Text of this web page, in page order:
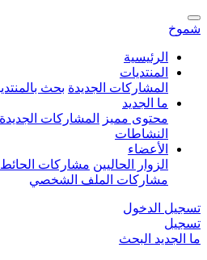
شموخ
الرئيسية
المنتديات
المشاركات الجديدة بحث
ما الجديد
محتوى مميز
المشاركات الجديدة
النشاطات
الأعضاء
الزوار الحاليين مشاركات الحائط
مشاركات الملف الشخصي
تسجيل الدخول
تسجيل
ما الجديد البحث